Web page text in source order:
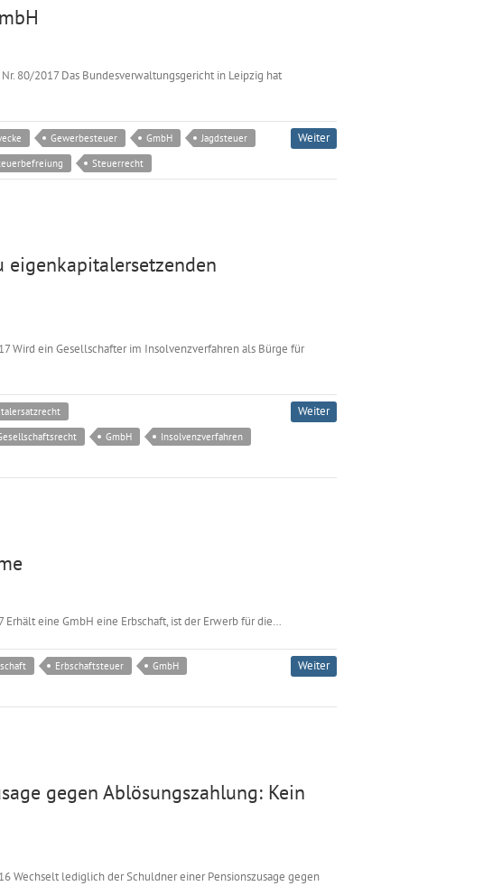
80/2017 Das Bundesverwaltungsgericht in Leipzig hat
Gewerbesteuer GmbH
Jagdsteuer
Steuerrecht
Weiter
eigenkapitalersetzenden
Wird ein Gesellschafter im Insolvenzverfahren als Bürge für
GmbH
Insolvenzverfahren
Weiter
eine GmbH eine Erbschaft, ist der Erwerb für die…
Erbschaftsteuer
GmbH
Weiter
gegen Ablösungszahlung: Kein
Wechselt lediglich der Schuldner einer Pensionszusage gegen